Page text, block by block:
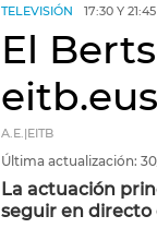
TELEVISIÓN 17:30 Y 21:45
El
A.E.|EITB
Última actualización:
La actuación
seguir en directo